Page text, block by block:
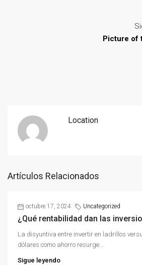
Picture of
Location
Artículos Relacionados
octubre 17, 2024 Uncategorized
¿Qué rentabilidad dan las
La disyuntiva entre invertir en ladrillos
dólares como ahorro resurge...
Sigue leyendo